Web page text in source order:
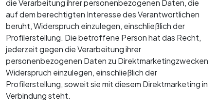
die Verarbeitung ihrer personenbezogenen Daten, die
auf dem berechtigten Interesse des Verantwortlichen
beruht, Widerspruch einzulegen, einschließlich der
Profilerstellung. Die betroffene Person hat das Recht,
jederzeit gegen die Verarbeitung ihrer
personenbezogenen Daten zu Direktmarketingzwecken
Widerspruch einzulegen, einschließlich der
Profilerstellung, soweit sie mit diesem Direktmarketing in
Verbindung steht.